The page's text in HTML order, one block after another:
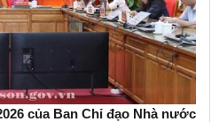
của Ban Chỉ đạo Nhà nước